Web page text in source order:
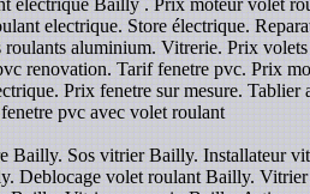
electrique. Store électrique.
aluminium. Vitrerie. Prix
renovation. Tarif fenetre pvc. Prix
Prix fenetre sur mesure.
pvc avec volet roulant
Bailly. Sos vitrier Bailly. Installateur
Deblocage volet roulant Bailly.